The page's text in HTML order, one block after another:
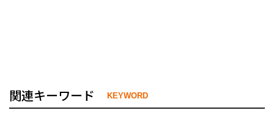
関連キーワード KEYWORD